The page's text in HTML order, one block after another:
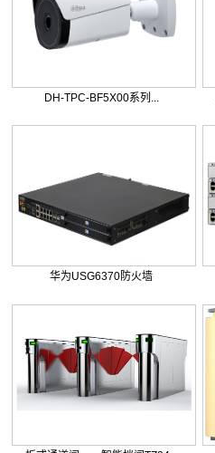
DH-TPC-BF5X00系列...
华为USG6370防火墙